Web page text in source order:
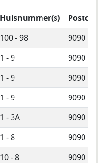
Huisnummer(s)
100 - 98
9090
1 - 9
9090
1 - 9
9090
1 - 9
9090
1 - 3A
9090
1 - 8
9090
10 - 8 9090